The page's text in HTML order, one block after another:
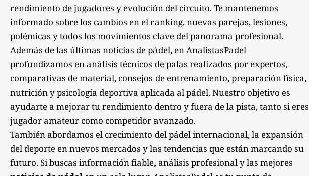
rendimiento de jugadores y evolución del circuito. Te mantenemos
informado sobre los cambios en el ranking, nuevas parejas, lesiones,
polémicas y todos los movimientos clave del panorama profesional.
Además de las últimas noticias de pádel, en AnalistasPadel
profundizamos en análisis técnicos de palas realizados por expertos,
comparativas de material, consejos de entrenamiento, preparación física,
nutrición y psicología deportiva aplicada al pádel. Nuestro objetivo es
ayudarte a mejorar tu rendimiento dentro y fuera de la pista, tanto si eres
jugador amateur como competidor avanzado.
También abordamos el crecimiento del pádel internacional, la expansión
del deporte en nuevos mercados y las tendencias que están marcando su
futuro. Si buscas información fiable, análisis profesional y las mejores